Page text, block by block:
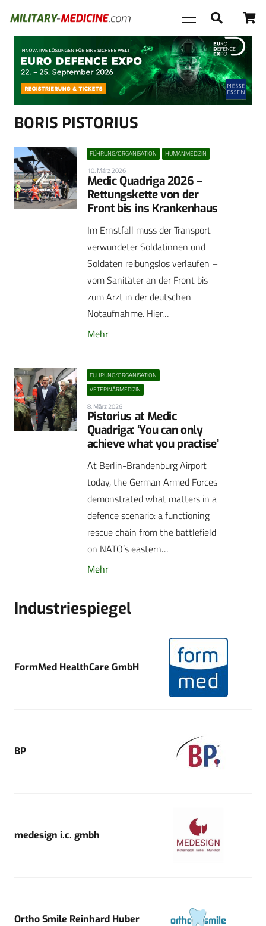
Anzeige
BORIS PISTORIUS
FÜHRUNG/ORGANISATION HUMANMEDIZIN
10. März 2026
Medic Quadriga 2026 –
Rettungskette von der
Front bis ins Krankenhaus
Im Ernstfall muss der Transport
verwundeter Soldatinnen und
Soldaten reibungslos verlaufen –
vom Sanitäter an der Front bis
zum Arzt in der deutschen
Notaufnahme. Hier…
Mehr
FÜHRUNG/ORGANISATION
VETERINÄRMEDIZIN
8. März 2026
Pistorius at Medic
Quadriga: ‘You can only
achieve what you practise’
At Berlin-Brandenburg Airport
today, the German Armed Forces
demonstrated what matters in a
defence scenario: a functioning
rescue chain from the battlefield
on NATO’s eastern…
Mehr
Industriespiegel
FormMed HealthCare GmbH
BP
medesign i.c. gmbh
Ortho Smile Reinhard Huber